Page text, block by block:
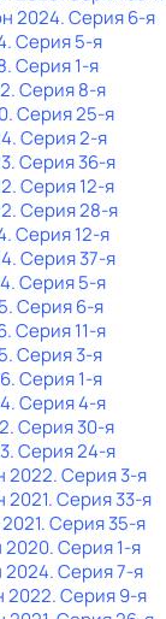
2024. Серия 6-я
. Серия 5-я
. Серия 1-я
. Серия 8-я
. Серия 25-я
. Серия 2-я
. Серия 36-я
. Серия 12-я
. Серия 28-я
. Серия 12-я
. Серия 37-я
. Серия 5-я
. Серия 6-я
. Серия 11-я
. Серия 3-я
. Серия 1-я
. Серия 4-я
. Серия 30-я
. Серия 24-я
2022. Серия 3-я
2021. Серия 33-я
. Серия 35-я
2020. Серия 1-я
2024. Серия 7-я
2022. Серия 9-я